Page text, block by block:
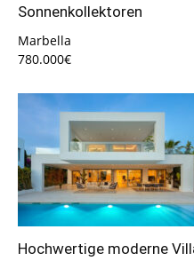
Sonnenkollektoren
Marbella
780.000€
Hochwertige moderne